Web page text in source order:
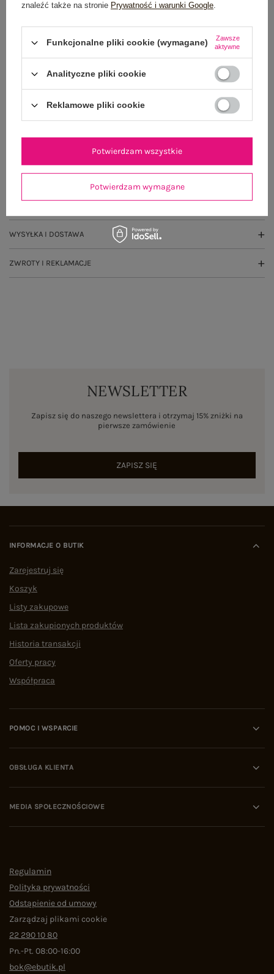
Do darmowej dostawy brakuje 200,00 zł
100 dni na zwrot
GŁÓWNE PARAMETRY
WYSYŁKA I DOSTAWA
ZWROTY I REKLAMACJE
NEWSLETTER
Zapisz się do naszego newslettera i otrzymaj 15% zniżki na
pierwsze zamówienie
ZAPISZ SIĘ
INFORMACJE O BUTIK
Zarejestruj się
Koszyk
Listy zakupowe
Lista zakupionych produktów
Historia transakcji
Oferty pracy
Współpraca
POMOC I WSPARCIE
OBSŁUGA KLIENTA
MEDIA SPOŁECZNOŚCIOWE
Regulamin
Polityka prywatności
Odstąpienie od umowy
Zarządzaj plikami cookie
22 290 10 80
Pn.-Pt. 08:00-16:00
bok@ebutik.pl
znaleźć także na stronie Prywatność i warunki Google.
Funkcjonalne pliki cookie (wymagane)
Zawsze
aktywne
Analityczne pliki cookie
Reklamowe pliki cookie
Potwierdzam wymagane
Potwierdzam wszystkie